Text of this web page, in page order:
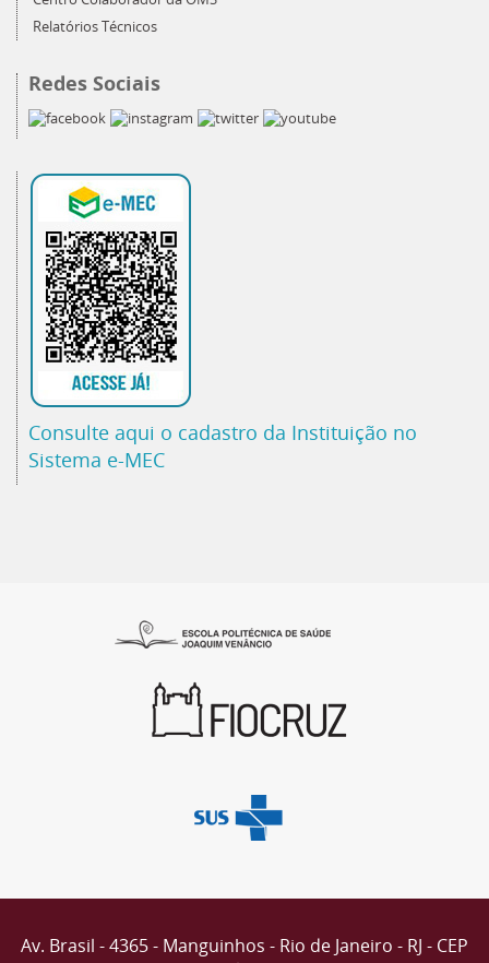
Relatórios Técnicos
Redes Sociais
Consulte aqui o cadastro da Instituição no
Sistema e-MEC
Av. Brasil - 4365 - Manguinhos - Rio de Janeiro - RJ - CEP